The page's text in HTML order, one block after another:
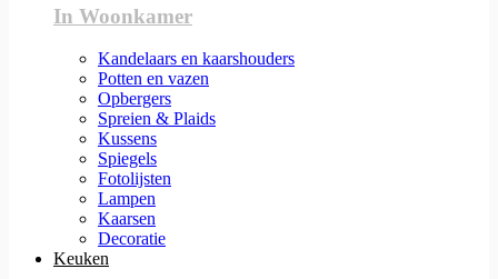
In Woonkamer
Kandelaars en kaarshouders
Potten en vazen
Opbergers
Spreien & Plaids
Kussens
Spiegels
Fotolijsten
Lampen
Kaarsen
Decoratie
Keuken